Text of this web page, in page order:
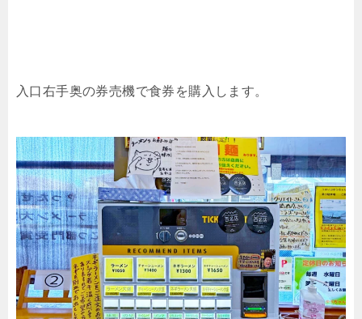
入口右手奥の券売機で食券を購入します。